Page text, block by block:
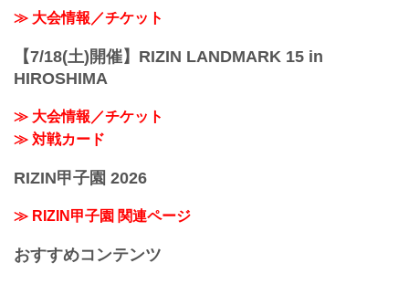
≫ 大会情報／チケット
【7/18(土)開催】RIZIN LANDMARK 15 in
HIROSHIMA
≫ 大会情報／チケット
≫ 対戦カード
RIZIN甲子園 2026
≫ RIZIN甲子園 関連ページ
おすすめコンテンツ